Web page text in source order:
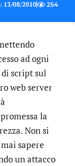
13/08/2010 254
ad ogni
script sul
web server
la
Non si
sapere
un attacco